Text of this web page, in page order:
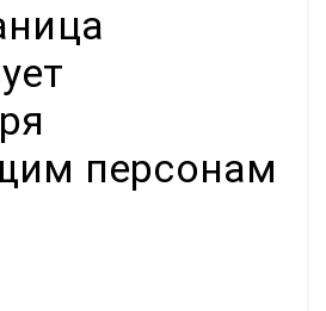
персонам